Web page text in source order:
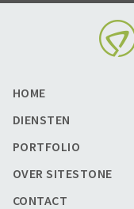
HOME
DIENSTEN
PORTFOLIO
OVER SITESTONE
CONTACT